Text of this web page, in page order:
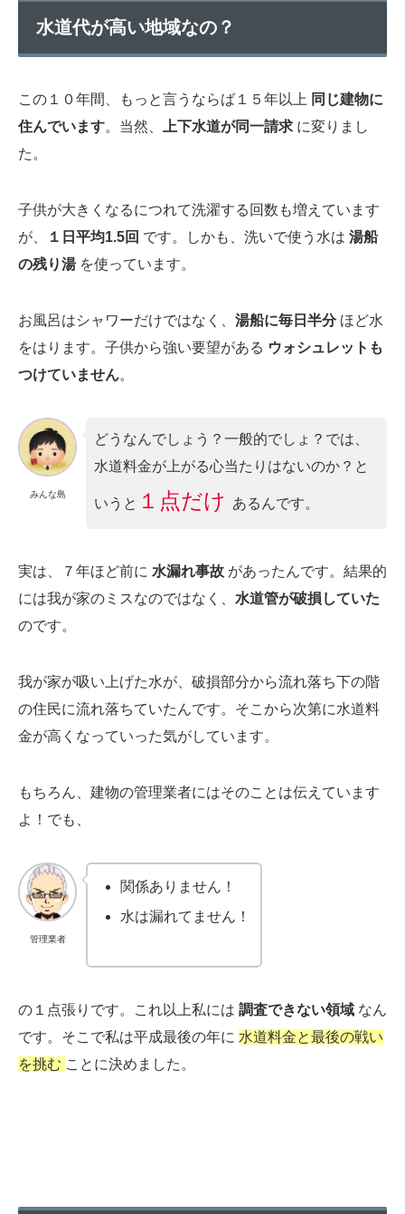
水道代が高い地域なの？
この１０年間、もっと言うならば１５年以上 同じ建物に
住んでいます。当然、 上下水道が同一請求 に変りまし
た。
子供が大きくなるにつれて洗濯する回数も増えています
が、
１日平均1.5回 です。しかも、洗いで使う水は 湯船
の残り湯 を使っています。
お風呂はシャワーだけではなく、 湯船に毎日半分 ほど水
をはります。子供から強い要望がある ウォシュレットも
つけていません。
みんな島
どうなんでしょう？一般的でしょ？では、
水道料金が上がる心当たりはないのか？と
いうと １点だけ あるんです。
実は、７年ほど前に 水漏れ事故 があったんです。結果的
には我が家のミスなのではなく、 水道管が破損していた
のです。
我が家が吸い上げた水が、破損部分から流れ落ち下の階
の住民に流れ落ちていたんです。そこから次第に水道料
金が高くなっていった気がしています。
もちろん、建物の管理業者にはそのことは伝えています
よ！でも、
管理業者
関係ありません！
水は漏れてません！
の１点張りです。これ以上私には 調査できない領域 なん
です。そこで私は平成最後の年に 水道料金と最後の戦い
を挑む ことに決めました。